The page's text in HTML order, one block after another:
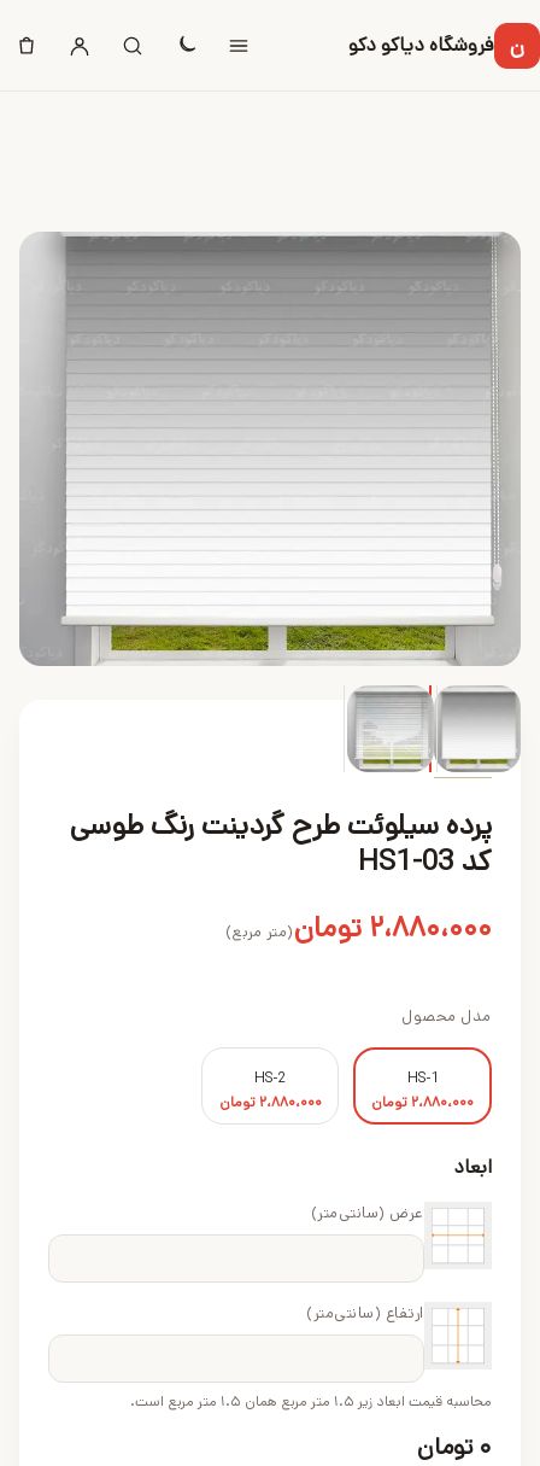
ن فروشگاه دیاکو دکو
محصول
پرده سیلوئت طرح گردینت رنگ طوسی
کد HS1-03
۲،۸۸۰،۰۰۰ تومان(متر مربع)
مدل محصول
HS-1
۲،۸۸۰،۰۰۰ تومان
HS-2
۲،۸۸۰،۰۰۰ تومان
ابعاد
عرض (سانتی‌متر)
ارتفاع (سانتی‌متر)
محاسبه قیمت ابعاد زیر ۱.۵ متر مربع همان ۱.۵ متر مربع است.
۰ تومان